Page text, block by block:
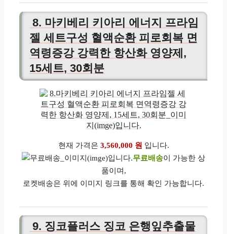
8. 마키베리 키아리 에너지 프라임
젤 세트구성 혈액순환 피로회복 면
역령증강 강력한 항산화 영양제,
15세트, 30회분
현재 가격은 3,560,000 원 입니다.
무료배송이 가능한 상
품이며,
로켓배송은 위에 이미지 링크를 통해 확인 가능합니다.
9. 징코플러스 징코 은행잎추출물